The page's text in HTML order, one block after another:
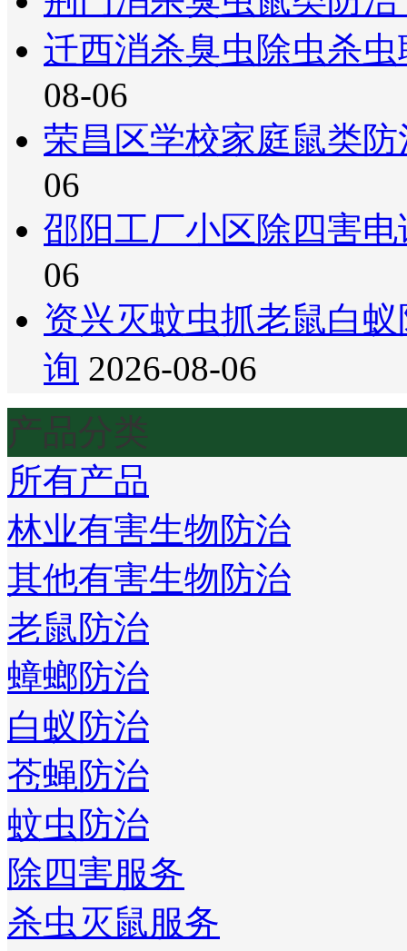
迁西消杀臭虫除虫杀
08-06
荣昌区学校家庭鼠类
06
邵阳工厂小区除四害
06
资兴灭蚊虫抓老鼠白
询 2026-08-06
产品分类
所有产品
林业有害生物防治
其他有害生物防治
老鼠防治
蟑螂防治
白蚁防治
苍蝇防治
蚊虫防治
除四害服务
杀虫灭鼠服务